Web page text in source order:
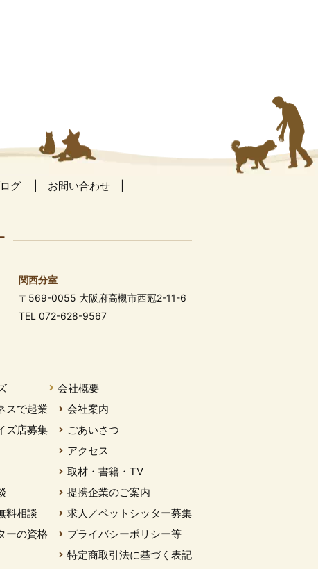
グ お問い合わせ
関西分室
〒569-0055 大阪府高槻市西冠2-11-6
TEL 072-628-9567
スで起業
ズ店募集
料相談
ーの資格
会社概要
会社案内
ごあいさつ
アクセス
取材・書籍・TV
提携企業のご案内
求人／ペットシッター募集
プライバシーポリシー等
特定商取引法に基づく表記